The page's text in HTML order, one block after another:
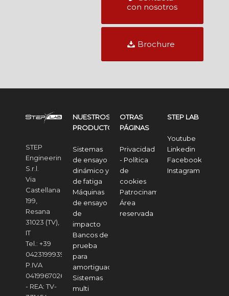
con nosotros
Brochure
STEP
Engineering
S.r.l.
Via
Castellana
199,
Resana
31023 (TV),
IT
Tel.: +39
04231999391
P.IVA
04199670268
- REA: TV-
NUESTROS
PRODUCTOS
Sistemas
de ensayo
dinámico y
de fatiga
Máquinas
de ensayo
de
impacto
Bancos de
prueba
para
amortiguadores
Sistemas
multi
OTRAS
PÁGINAS
Privacidad
- Política
de
cookies
Patrocinamos
Área
reservada
STEP LAB
Youtube
Linkedin
Facebook
Instagram